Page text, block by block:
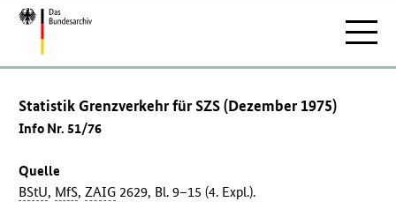
Zur
Statistik Grenzverkehr für SZS (Dezember 1975)
Info Nr. 51/76
Quelle
BStU, MfS,ZAIG 2629, Bl. 9–15 (4. Expl.).